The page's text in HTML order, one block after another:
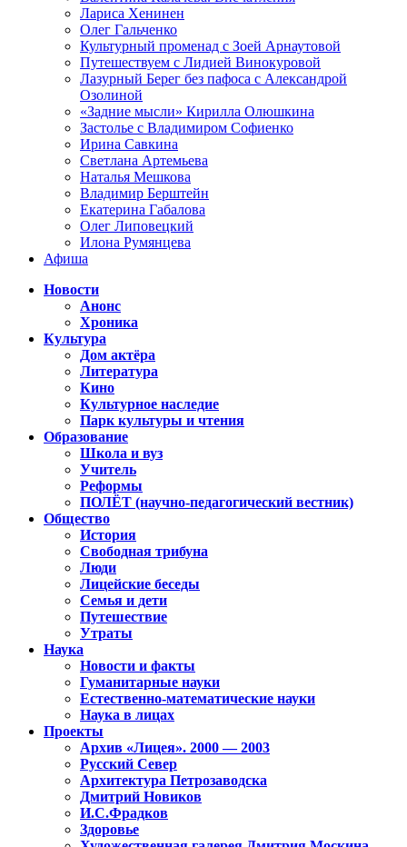
Лариса Хенинен
Олег Гальченко
Культурный променад с Зоей Арнаутовой
Путешествуем с Лидией Винокуровой
Лазурный Берег без пафоса с Александрой
Озолиной
«Задние мысли» Кирилла Олюшкина
Застолье с Владимиром Софиенко
Ирина Савкина
Светлана Артемьева
Наталья Мешкова
Владимир Берштейн
Екатерина Габалова
Олег Липовецкий
Илона Румянцева
Афиша
Новости
Анонс
Хроника
Культура
Дом актёра
Литература
Кино
Культурное наследие
Парк культуры и чтения
Образование
Школа и вуз
Учитель
Реформы
ПОЛЁТ (научно-педагогический вестник)
Общество
История
Свободная трибуна
Люди
Лицейские беседы
Семья и дети
Путешествие
Утраты
Наука
Новости и факты
Гуманитарные науки
Естественно-математические науки
Наука в лицах
Проекты
Архив «Лицея». 2000 — 2003
Русский Север
Архитектура Петрозаводска
Дмитрий Новиков
И.С.Фрадков
Здоровье